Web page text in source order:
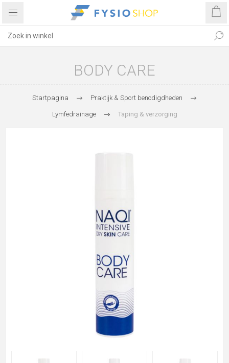
BODY CARE
Startpagina Praktijk & Sport benodigdheden
Lymfedrainage Taping & verzorging